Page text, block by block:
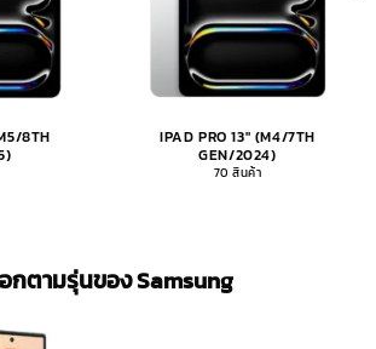
8TH
IPAD PRO 13" (M4/7TH
GEN/2024)
70 สินค้า
กตามรุ่นของ Samsung